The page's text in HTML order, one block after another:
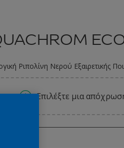
Ριπολίνη Νερού Εξαιρετικής
Επιλέξτε μια